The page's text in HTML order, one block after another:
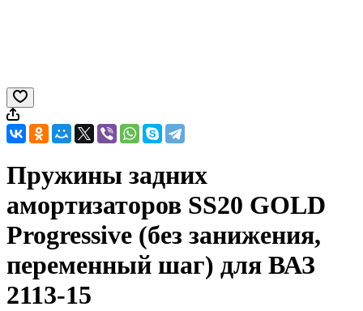
Пружины задних
амортизаторов SS20 GOLD
Progressive (без занижения,
переменный шаг) для ВАЗ
2113-15